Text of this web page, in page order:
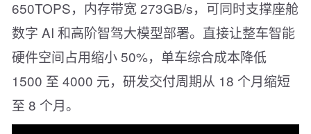
650TOPS，内存带宽 273GB/s，可同时支撑座舱
数字 AI 和高阶智驾大模型部署。直接让整车智能
硬件空间占用缩小 50%，单车综合成本降低
1500 至 4000 元，研发交付周期从 18 个月缩短
至 8 个月。